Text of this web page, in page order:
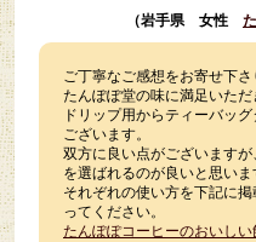
（岩手県 女性
ご丁寧なご感想をお寄せ下さ
たんぽぽ堂の味に満足いただ
ドリップ用からティーバッ
ございます。
双方に良い点がございます
を選ばれるのが良いと思いま
それぞれの使い方を下記に
ってください。
たんぽぽコーヒーのおいしい